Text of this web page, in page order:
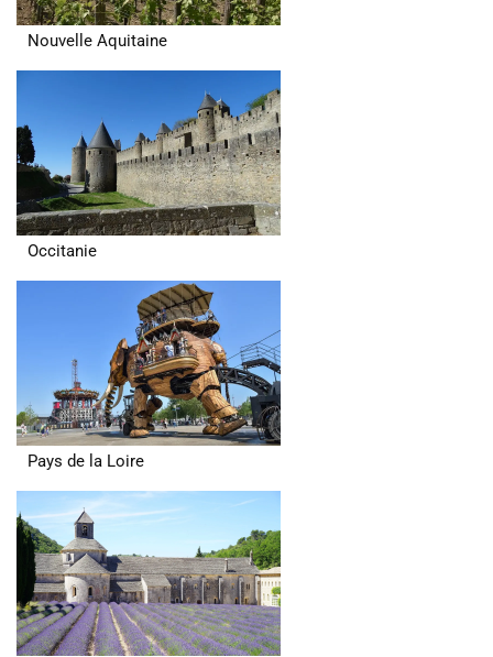
Nouvelle Aquitaine
Occitanie
Pays de la Loire